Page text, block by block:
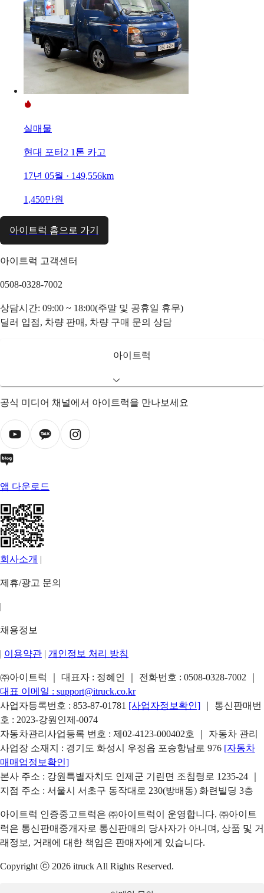
실매물
현대 포터2 1톤 카고
17년 05월 · 149,556km
1,450만원
아이트럭 홈으로 가기
아이트럭 고객센터
0508-0328-7002
상담시간: 09:00 ~ 18:00(주말 및 공휴일 휴무)
딜러 입점, 차량 판매, 차량 구매 문의 상담
아이트럭
공식 미디어 채널에서 아이트럭을 만나보세요
앱 다운로드
회사소개 |
제휴/광고 문의
|
채용정보
| 이용약관 | 개인정보 처리 방침
㈜아이트럭 ｜ 대표자 : 정혜인 ｜ 전화번호 : 0508-0328-7002
대표 이메일 : support@itruck.co.kr
사업자등록번호 : 853-87-01781 [사업자정보확인]
｜ 통신판매번
호 : 2023-강원인제-0074
자동차관리사업등록 번호 : 제02-4123-000402호 ｜ 자동차 관리
사업장 소재지 : 경기도 화성시 우정읍 포승항남로 976 [자동차
매매업정보확인]
본사 주소 : 강원특별자치도 인제군 기린면 조침령로 1235-24 ｜
지점 주소 : 서울시 서초구 동작대로 230(방배동) 화련빌딩 3층
아이트럭 인증중고트럭은 ㈜아이트럭이 운영합니다. ㈜아이트
럭은 통신판매중개자로 통신판매의 당사자가 아니며, 상품 및 거
래정보, 거래에 대한 책임은 판매자에게 있습니다.
Copyright ⓒ 2026 itruck All Rights Reserved.